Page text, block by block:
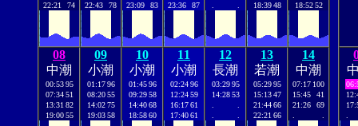
22:21
74
22:43
78
23:09
83
23:36
87
18:39 48
18:52 52
08
中潮
00:53 95
07:34 51
13:31 82
19:00 55
09
小潮
01:17 96
08:20 55
14:02 75
19:03 58
10
小潮
01:45 96
09:29 58
14:40 68
18:58 60
11
小潮
02:24 96
12:24 59
16:17 61
17:40 61
12
長潮
03:29 95
14:28 53
13
若潮
05:29 95
15:13 47
21:44 66
22:21 66
14
中潮
07:17 100
15:45
41
21:26
69